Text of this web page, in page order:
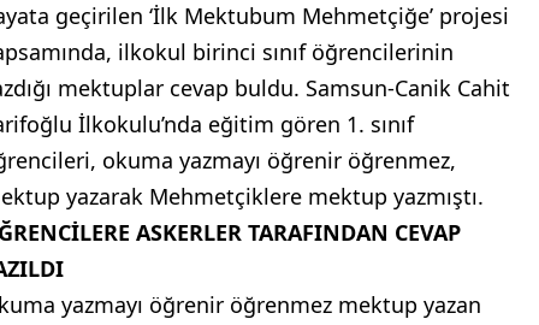
geçirilen ‘İlk Mektubum Mehmetçiğe’ projesi
ilkokul birinci sınıf öğrencilerinin
mektuplar cevap buldu. Samsun-Canik Cahit
İlkokulu’nda eğitim gören 1. sınıf
okuma yazmayı öğrenir öğrenmez,
yazarak Mehmetçiklere mektup yazmıştı.
ASKERLER TARAFINDAN CEVAP
yazmayı öğrenir öğrenmez mektup yazan